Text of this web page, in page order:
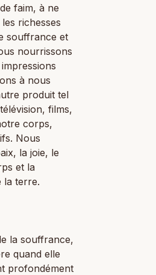
faim, à ne
richesses
souffrance et
nourrissons
à nous
produit tel
films,
corps,
Nous
la joie, le
et la
la terre.
la souffrance,
quand elle
profondément